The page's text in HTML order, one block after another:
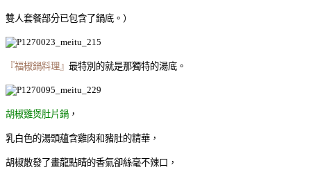
雙人套餐部分已包含了鍋底。）
『福椒鍋料理』 最特別的就是那獨特的湯底。
胡椒雞煲肚片鍋 ，
乳白色的湯頭蘊含雞肉和豬肚的精華，
胡椒散發了畫龍點睛的香氣卻絲毫不辣口，